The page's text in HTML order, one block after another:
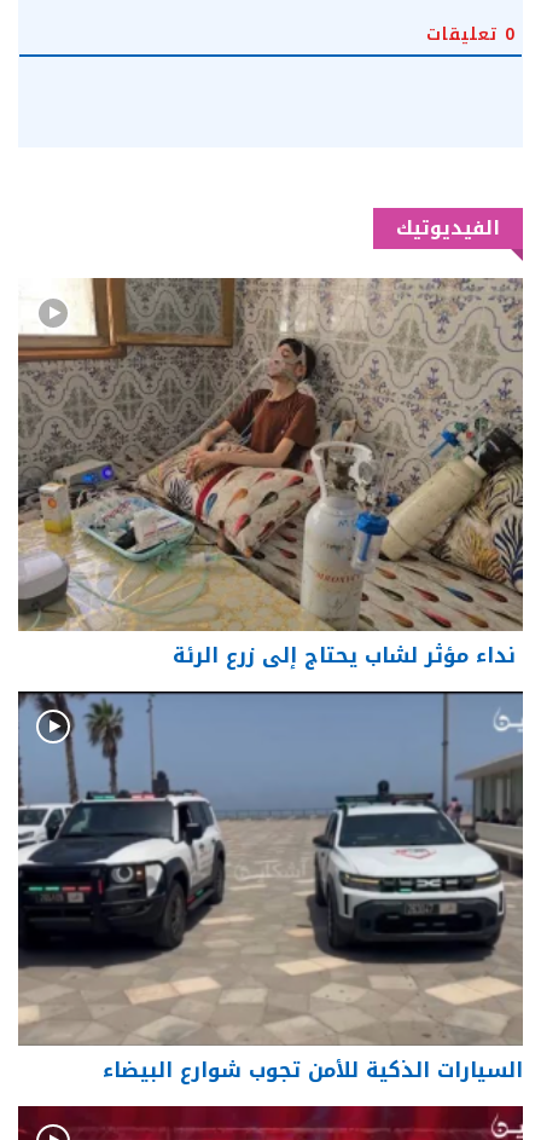
0 تعليقات
الفيديوتيك
نداء مؤثر لشاب يحتاج إلى زرع الرئة
السيارات الذكية للأمن تجوب شوارع البيضاء